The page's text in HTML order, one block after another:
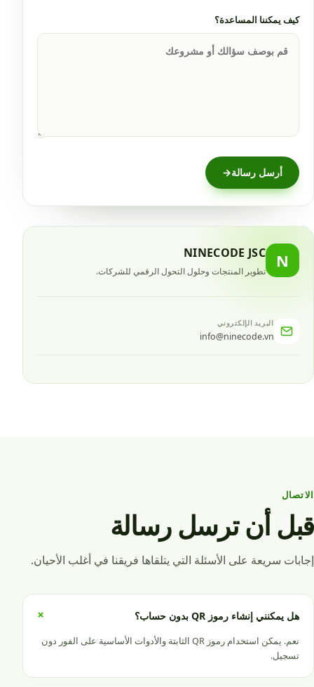
كيف يمكننا المساعدة؟
أرسل رسالة→
N
NINECODE JSC
تطوير المنتجات وحلول التحول الرقمي للشركات.
البريد الإلكتروني
info@ninecode.vn
الاتصال
قبل أن ترسل رسالة
إجابات سريعة على الأسئلة التي يتلقاها فريقنا في أغلب الأحيان.
هل يمكنني إنشاء رموز QR بدون حساب؟ +
نعم. يمكن استخدام رموز QR الثابتة والأدوات الأساسية على الفور دون
تسجيل.